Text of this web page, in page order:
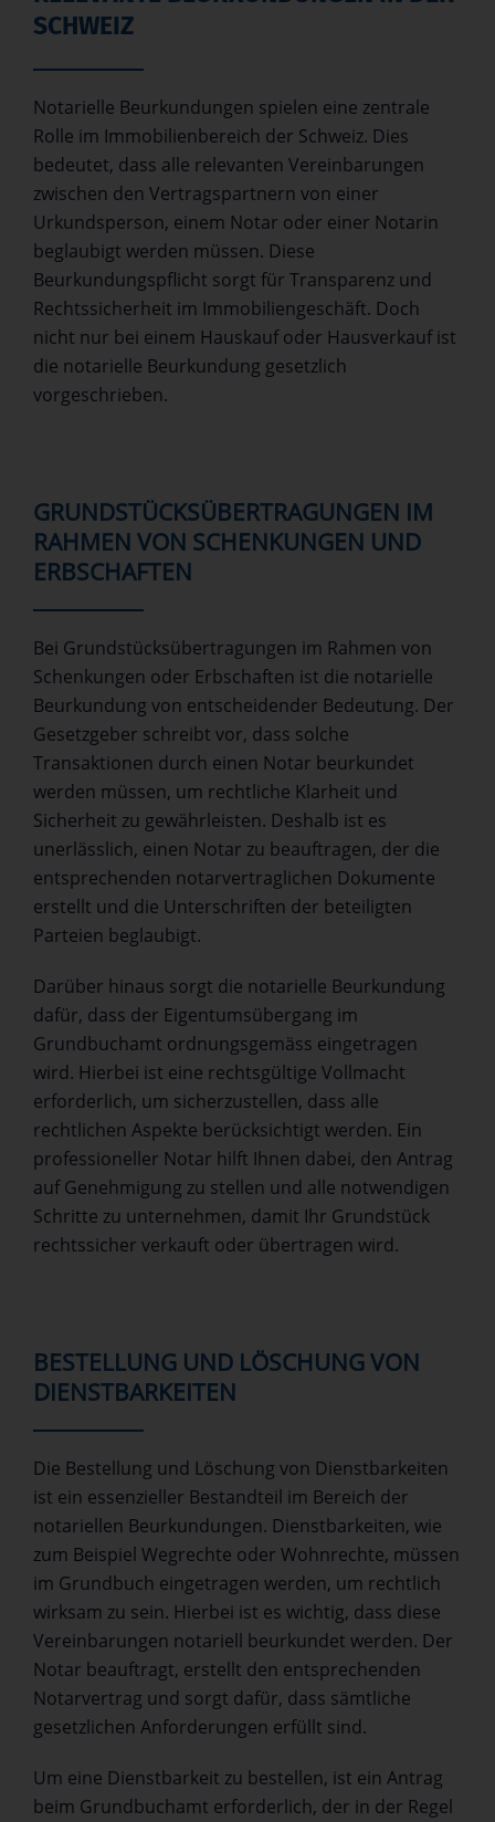
SCHWEIZ
Notarielle Beurkundungen spielen eine zentrale
Rolle im Immobilienbereich der Schweiz. Dies
bedeutet, dass alle relevanten Vereinbarungen
zwischen den Vertragspartnern von einer
Urkundsperson, einem Notar oder einer Notarin
beglaubigt werden müssen. Diese
Beurkundungspflicht sorgt für Transparenz und
Rechtssicherheit im Immobiliengeschäft. Doch
nicht nur bei einem Hauskauf oder Hausverkauf ist
die notarielle Beurkundung gesetzlich
vorgeschrieben.
GRUNDSTÜCKSÜBERTRAGUNGEN IM
RAHMEN VON SCHENKUNGEN UND
ERBSCHAFTEN
Bei Grundstücksübertragungen im Rahmen von
Schenkungen oder Erbschaften ist die notarielle
Beurkundung von entscheidender Bedeutung. Der
Gesetzgeber schreibt vor, dass solche
Transaktionen durch einen Notar beurkundet
werden müssen, um rechtliche Klarheit und
Sicherheit zu gewährleisten. Deshalb ist es
unerlässlich, einen Notar zu beauftragen, der die
entsprechenden notarvertraglichen Dokumente
erstellt und die Unterschriften der beteiligten
Parteien beglaubigt.
Darüber hinaus sorgt die notarielle Beurkundung
dafür, dass der Eigentumsübergang im
Grundbuchamt ordnungsgemäss eingetragen
wird. Hierbei ist eine rechtsgültige Vollmacht
erforderlich, um sicherzustellen, dass alle
rechtlichen Aspekte berücksichtigt werden. Ein
professioneller Notar hilft Ihnen dabei, den Antrag
auf Genehmigung zu stellen und alle notwendigen
Schritte zu unternehmen, damit Ihr Grundstück
rechtssicher verkauft oder übertragen wird.
BESTELLUNG UND LÖSCHUNG VON
DIENSTBARKEITEN
Die Bestellung und Löschung von Dienstbarkeiten
ist ein essenzieller Bestandteil im Bereich der
notariellen Beurkundungen. Dienstbarkeiten, wie
zum Beispiel Wegrechte oder Wohnrechte, müssen
im Grundbuch eingetragen werden, um rechtlich
wirksam zu sein. Hierbei ist es wichtig, dass diese
Vereinbarungen notariell beurkundet werden. Der
Notar beauftragt, erstellt den entsprechenden
Notarvertrag und sorgt dafür, dass sämtliche
gesetzlichen Anforderungen erfüllt sind.
Um eine Dienstbarkeit zu bestellen, ist ein Antrag
beim Grundbuchamt erforderlich, der in der Regel